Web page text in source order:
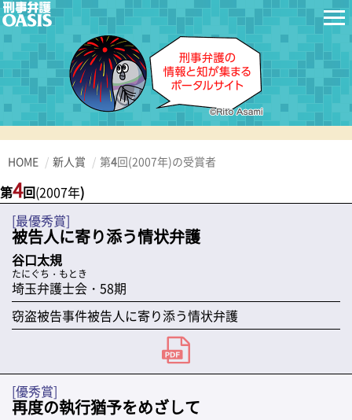
HOME 新人賞 第4回(2007年)の受賞者
第4回(2007年)
[最優秀賞]
被告人に寄り添う情状弁護
谷口太規
たにぐち・もとき
埼玉弁護士会・58期
窃盗被告事件被告人に寄り添う情状弁護
[優秀賞]
再度の執行猶予をめざして